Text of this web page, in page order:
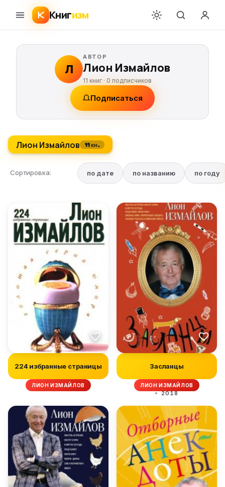
Книгизм
Л
АВТОР
Лион Измайлов
11 книг ·0 подписчиков
Подписаться
Лион Измайлов 11 кн.
Сортировка: по дате по названию по году
224 избранные страницы
ЛИОН ИЗМАЙЛОВ
Засланцы
ЛИОН ИЗМАЙЛОВ
2018